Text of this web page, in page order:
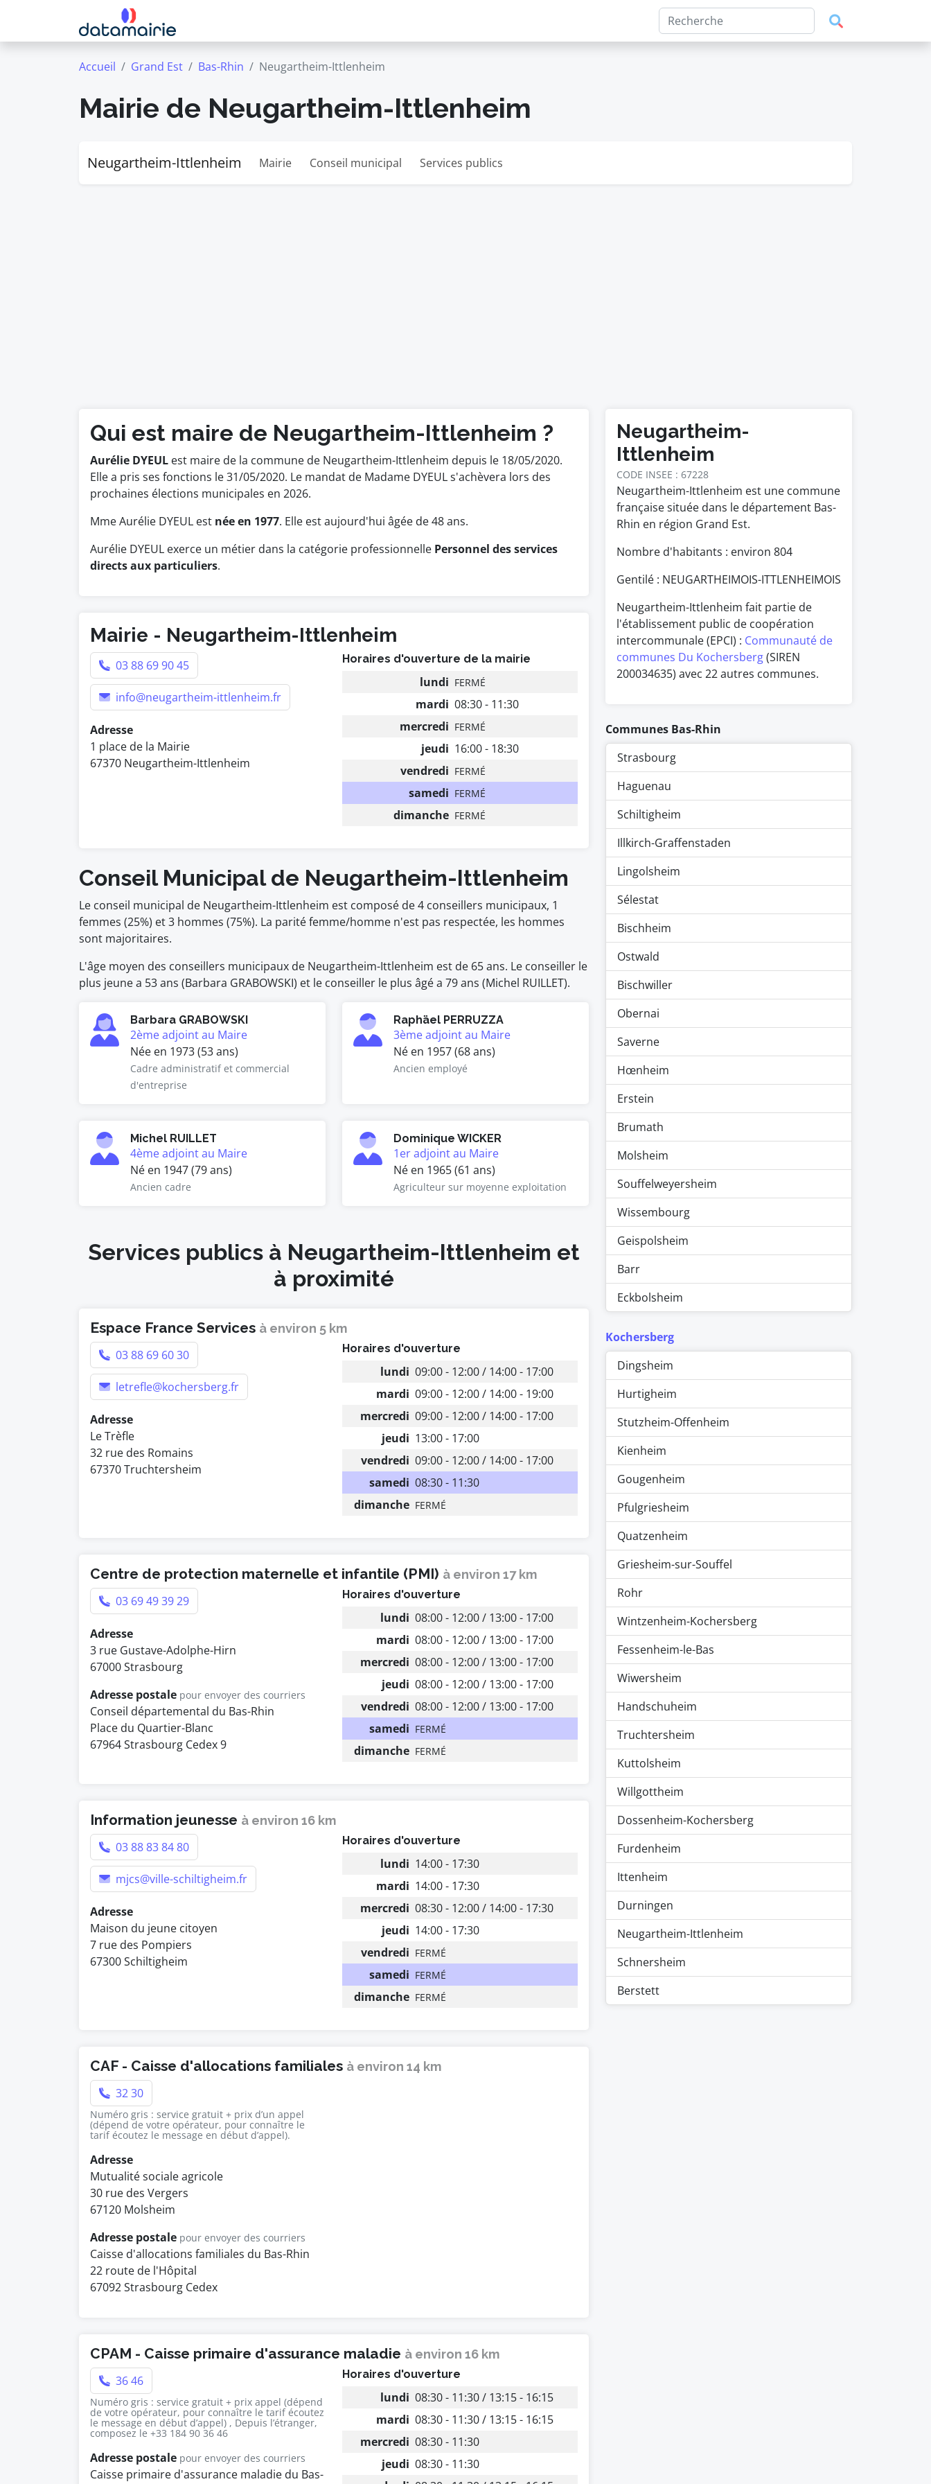
Accueil Grand Est Bas-Rhin Neugartheim-Ittlenheim
Mairie de Neugartheim-Ittlenheim
Neugartheim-Ittlenheim Mairie Conseil municipal Services publics
Qui est maire de Neugartheim-Ittlenheim ?
Aurélie DYEUL est maire de la commune de Neugartheim-Ittlenheim depuis le 18/05/2020.
Elle a pris ses fonctions le 31/05/2020. Le mandat de Madame DYEUL s'achèvera lors des
prochaines élections municipales en 2026.
Mme Aurélie DYEUL est née en 1977. Elle est aujourd'hui âgée de 48 ans.
Aurélie DYEUL exerce un métier dans la catégorie professionnelle Personnel des services
directs aux particuliers.
Mairie - Neugartheim-Ittlenheim
03 88 69 90 45
info@neugartheim-ittlenheim.fr
Adresse
1 place de la Mairie
67370 Neugartheim-Ittlenheim
Horaires d'ouverture de la mairie
lundi FERMÉ
mardi 08:30 - 11:30
mercredi FERMÉ
jeudi 16:00 - 18:30
vendredi FERMÉ
samedi FERMÉ
dimanche FERMÉ
Conseil Municipal de Neugartheim-Ittlenheim
Le conseil municipal de Neugartheim-Ittlenheim est composé de 4 conseillers municipaux, 1
femmes (25%) et 3 hommes (75%). La parité femme/homme n'est pas respectée, les hommes
sont majoritaires.
L'âge moyen des conseillers municipaux de Neugartheim-Ittlenheim est de 65 ans. Le conseiller le
plus jeune a 53 ans (Barbara GRABOWSKI) et le conseiller le plus âgé a 79 ans (Michel RUILLET).
Barbara GRABOWSKI
2ème adjoint au Maire
Née en 1973 (53 ans)
Cadre administratif et commercial
d'entreprise
Raphäel PERRUZZA
3ème adjoint au Maire
Né en 1957 (68 ans)
Ancien employé
Michel RUILLET
4ème adjoint au Maire
Né en 1947 (79 ans)
Ancien cadre
Dominique WICKER
1er adjoint au Maire
Né en 1965 (61 ans)
Agriculteur sur moyenne exploitation
Services publics à Neugartheim-Ittlenheim et
à proximité
Espace France Services à environ 5 km
03 88 69 60 30
letrefle@kochersberg.fr
Adresse
Le Trèfle
32 rue des Romains
67370 Truchtersheim
Horaires d'ouverture
lundi 09:00 - 12:00 / 14:00 - 17:00
mardi 09:00 - 12:00 / 14:00 - 19:00
mercredi 09:00 - 12:00 / 14:00 - 17:00
jeudi 13:00 - 17:00
vendredi 09:00 - 12:00 / 14:00 - 17:00
samedi 08:30 - 11:30
dimanche FERMÉ
Centre de protection maternelle et infantile (PMI) à environ 17 km
03 69 49 39 29
Adresse
3 rue Gustave-Adolphe-Hirn
67000 Strasbourg
Adresse postale pour envoyer des courriers
Conseil départemental du Bas-Rhin
Place du Quartier-Blanc
67964 Strasbourg Cedex 9
Horaires d'ouverture
lundi 08:00 - 12:00 / 13:00 - 17:00
mardi 08:00 - 12:00 / 13:00 - 17:00
mercredi 08:00 - 12:00 / 13:00 - 17:00
jeudi 08:00 - 12:00 / 13:00 - 17:00
vendredi 08:00 - 12:00 / 13:00 - 17:00
samedi FERMÉ
dimanche FERMÉ
Information jeunesse à environ 16 km
03 88 83 84 80
mjcs@ville-schiltigheim.fr
Adresse
Maison du jeune citoyen
7 rue des Pompiers
67300 Schiltigheim
Horaires d'ouverture
lundi 14:00 - 17:30
mardi 14:00 - 17:30
mercredi 08:30 - 12:00 / 14:00 - 17:30
jeudi 14:00 - 17:30
vendredi FERMÉ
samedi FERMÉ
dimanche FERMÉ
CAF - Caisse d'allocations familiales à environ 14 km
32 30
Numéro gris : service gratuit + prix d’un appel
(dépend de votre opérateur, pour connaître le
tarif écoutez le message en début d’appel).
Adresse
Mutualité sociale agricole
30 rue des Vergers
67120 Molsheim
Adresse postale pour envoyer des courriers
Caisse d'allocations familiales du Bas-Rhin
22 route de l'Hôpital
67092 Strasbourg Cedex
CPAM - Caisse primaire d'assurance maladie à environ 16 km
36 46
Numéro gris : service gratuit + prix appel (dépend
de votre opérateur, pour connaître le tarif écoutez
le message en début d’appel) , Depuis l’étranger,
composez le +33 184 90 36 46
Adresse postale pour envoyer des courriers
Caisse primaire d'assurance maladie du Bas-
Horaires d'ouverture
lundi 08:30 - 11:30 / 13:15 - 16:15
mardi 08:30 - 11:30 / 13:15 - 16:15
mercredi 08:30 - 11:30
jeudi 08:30 - 11:30
Neugartheim-
Ittlenheim
CODE INSEE : 67228
Neugartheim-Ittlenheim est une commune
française située dans le département Bas-
Rhin en région Grand Est.
Nombre d'habitants : environ 804
Gentilé : NEUGARTHEIMOIS-ITTLENHEIMOIS
Neugartheim-Ittlenheim fait partie de
l'établissement public de coopération
intercommunale (EPCI) : Communauté de
communes Du Kochersberg(SIREN
200034635) avec 22 autres communes.
Communes Bas-Rhin
Strasbourg
Haguenau
Schiltigheim
Illkirch-Graffenstaden
Lingolsheim
Sélestat
Bischheim
Ostwald
Bischwiller
Obernai
Saverne
Hœnheim
Erstein
Brumath
Molsheim
Souffelweyersheim
Wissembourg
Geispolsheim
Barr
Eckbolsheim
Kochersberg
Dingsheim
Hurtigheim
Stutzheim-Offenheim
Kienheim
Gougenheim
Pfulgriesheim
Quatzenheim
Griesheim-sur-Souffel
Rohr
Wintzenheim-Kochersberg
Fessenheim-le-Bas
Wiwersheim
Handschuheim
Truchtersheim
Kuttolsheim
Willgottheim
Dossenheim-Kochersberg
Furdenheim
Ittenheim
Durningen
Neugartheim-Ittlenheim
Schnersheim
Berstett